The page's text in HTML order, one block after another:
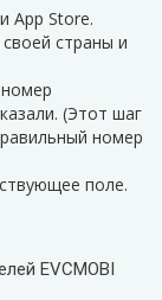
App Store.
страны и
(Этот шаг
номер
поле.
EVCMOBI